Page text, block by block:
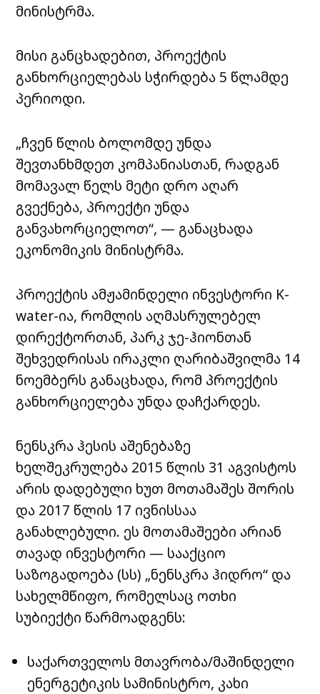
მინისტრმა.
მისი განცხადებით, პროექტის
განხორციელებას სჭირდება 5 წლამდე
პერიოდი.
„ჩვენ წლის ბოლომდე უნდა
შევთანხმდეთ კომპანიასთან, რადგან
მომავალ წელს მეტი დრო აღარ
გვექნება, პროექტი უნდა
განვახორციელოთ“, — განაცხადა
ეკონომიკის მინისტრმა.
პროექტის ამჟამინდელი ინვესტორი K-
water-ია, რომლის აღმასრულებელ
დირექტორთან, პარკ ჯე-ჰიონთან
შეხვედრისას ირაკლი ღარიბაშვილმა 14
ნოემბერს განაცხადა, რომ პროექტის
განხორციელება უნდა დაჩქარდეს.
ნენსკრა ჰესის აშენებაზე
ხელშეკრულება 2015 წლის 31 აგვისტოს
არის დადებული ხუთ მოთამაშეს შორის
და 2017 წლის 17 ივნისსაა
განახლებული. ეს მოთამაშეები არიან
თავად ინვესტორი — სააქციო
საზოგადოება (სს) „ნენსკრა ჰიდრო“ და
სახელმწიფო, რომელსაც ოთხი
სუბიექტი წარმოადგენს:
საქართველოს მთავრობა/მაშინდელი
ენერგეტიკის სამინისტრო, კახი